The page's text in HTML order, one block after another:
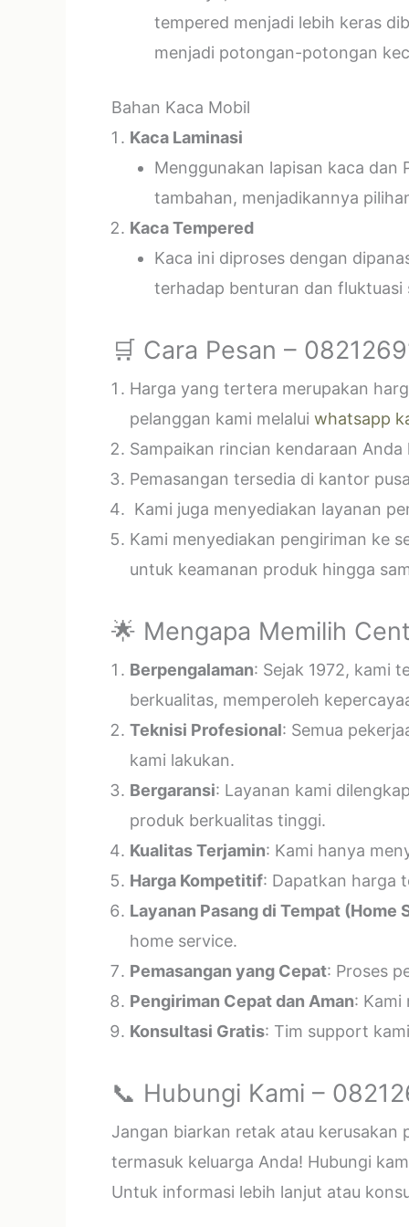
tempered menjadi lebih keras
menjadi potongan-potongan
Bahan Kaca Mobil
Kaca Laminasi
Menggunakan lapisan kaca dan
tambahan, menjadikannya
Kaca Tempered
Kaca ini diproses dengan
terhadap benturan dan
🛒 Cara Pesan –
Harga yang tertera merupakan
pelanggan kami melalui whatsapp
Sampaikan rincian kendaraan
Pemasangan tersedia di kantor
Kami juga menyediakan layanan
Kami menyediakan pengiriman ke
untuk keamanan produk hingga
🌟 Mengapa Memilih
Berpengalaman: Sejak 1972, kami
berkualitas, memperoleh
Teknisi Profesional: Semua
kami lakukan.
Bergaransi: Layanan kami
produk berkualitas tinggi.
Kualitas Terjamin: Kami hanya
Harga Kompetitif: Dapatkan harga
Layanan Pasang di Tempat (Home
home service.
Pemasangan yang Cepat: Proses
Pengiriman Cepat dan Aman: Kami
Konsultasi Gratis: Tim support
📞 Hubungi Kami –
Jangan biarkan retak atau kerusakan
termasuk keluarga Anda! Hubungi
Untuk informasi lebih lanjut atau